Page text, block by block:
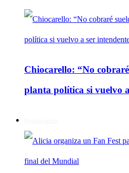
Chiocarello: “No
planta política si vuelvo